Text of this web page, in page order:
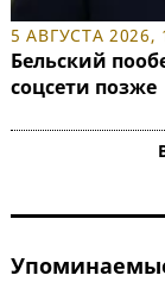
5 АВГУСТА 2026,
Бельский
соцсети позже